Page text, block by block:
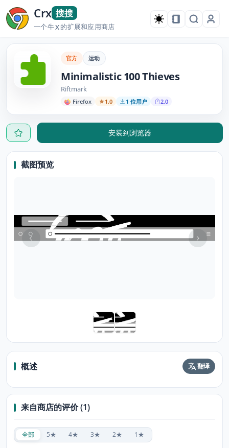
Crx 搜搜
一个牛X的扩展和应用商店
官方 运动
Minimalistic 100 Thieves
Riftmark
Firefox 1.0 1 位用户 2.0
安装到浏览器
截图预览
概述 翻译
来自商店的评价 (1)
全部 5★ 4★ 3★ 2★ 1★